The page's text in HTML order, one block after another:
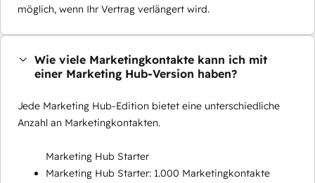
möglich, wenn Ihr Vertrag verlängert wird.
Wie viele Marketingkontakte kann ich mit
einer Marketing Hub-Version haben?
Jede Marketing Hub-Edition bietet eine unterschiedliche
Anzahl an Marketingkontakten.
Marketing Hub Starter
Marketing Hub Starter: 1.000 Marketingkontakte